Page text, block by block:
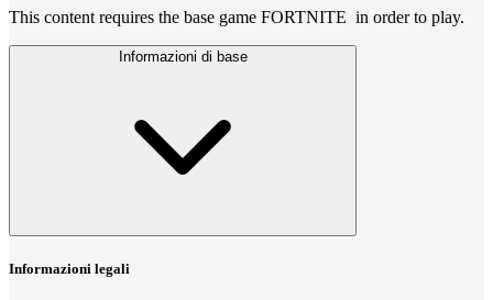
This content requires the base game FORTNITE in order to play.
Informazioni di base
Informazioni legali